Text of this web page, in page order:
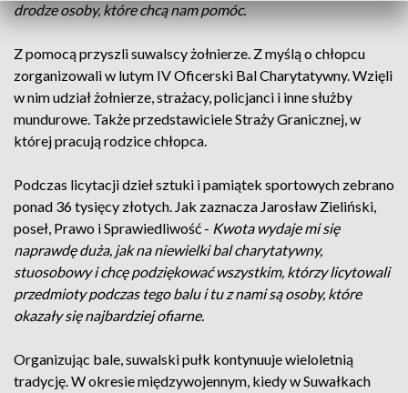
drodze osoby, które chcą nam pomóc.
Z pomocą przyszli suwalscy żołnierze. Z myślą o chłopcu
zorganizowali w lutym IV Oficerski Bal Charytatywny. Wzięli
w nim udział żołnierze, strażacy, policjanci i inne służby
mundurowe. Także przedstawiciele Straży Granicznej, w
której pracują rodzice chłopca.
Podczas licytacji dzieł sztuki i pamiątek sportowych zebrano
ponad 36 tysięcy złotych. Jak zaznacza Jarosław Zieliński,
poseł, Prawo i Sprawiedliwość - Kwota wydaje mi się
naprawdę duża, jak na niewielki bal charytatywny,
stuosobowy i chcę podziękować wszystkim, którzy licytowali
przedmioty podczas tego balu i tu z nami są osoby, które
okazały się najbardziej ofiarne.
Organizując bale, suwalski pułk kontynuuje wieloletnią
tradycję. W okresie międzywojennym, kiedy w Suwałkach